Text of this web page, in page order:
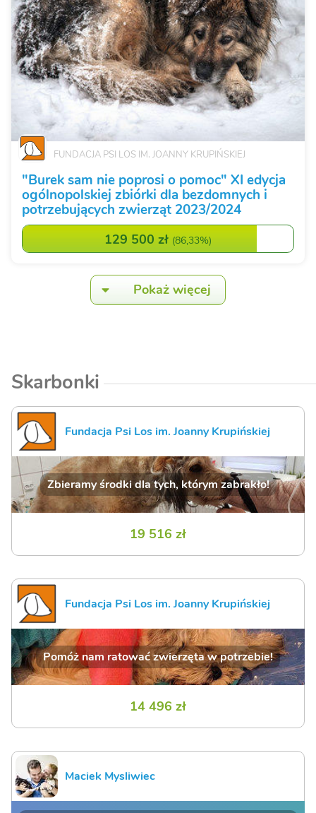
FUNDACJA PSI LOS IM. JOANNY KRUPIŃSKIEJ
"Burek sam nie poprosi o pomoc" XI edycja
ogólnopolskiej zbiórki dla bezdomnych i
potrzebujących zwierząt 2023/2024
129 500 zł (86,33%)
Pokaż więcej
Skarbonki
Fundacja Psi Los im. Joanny Krupińskiej
Zbieramy środki dla tych, którym zabrakło!
19 516 zł
Fundacja Psi Los im. Joanny Krupińskiej
Pomóż nam ratować zwierzęta w potrzebie!
14 496 zł
Maciek Mysliwiec